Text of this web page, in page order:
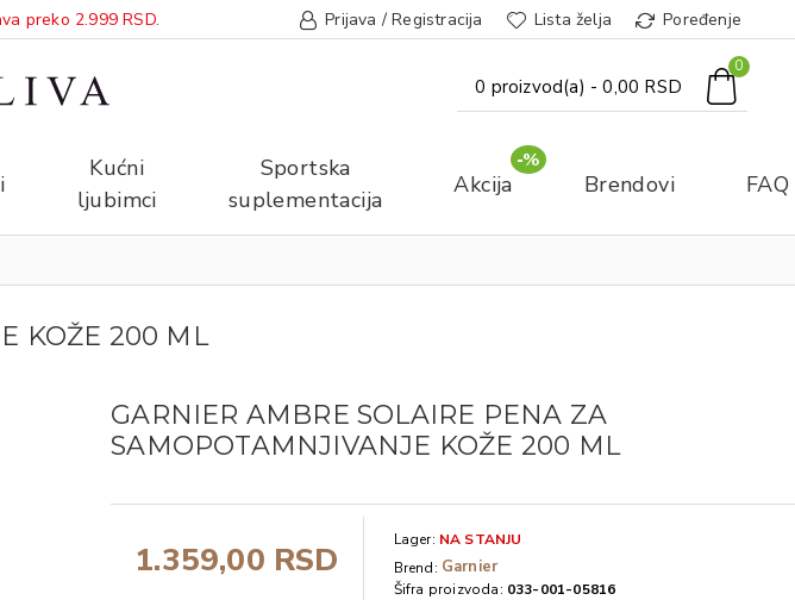
preko 2.999 RSD. Prijava / Registracija Lista želja Poređenje
0 proizvod(a) - 0,00 RSD
0
Kućni
ljubimci
Sportska
suplementacija
Akcija
-%
Brendovi FAQ
KOŽE 200 ML
GARNIER AMBRE SOLAIRE PENA ZA
SAMOPOTAMNJIVANJE KOŽE 200 ML
1.359,00 RSD Lager: NA STANJU
Brend: Garnier
Šifra proizvoda: 033-001-05816